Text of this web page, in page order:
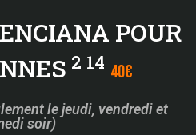
POUR
2 14 40€
le jeudi, vendredi et
soir)